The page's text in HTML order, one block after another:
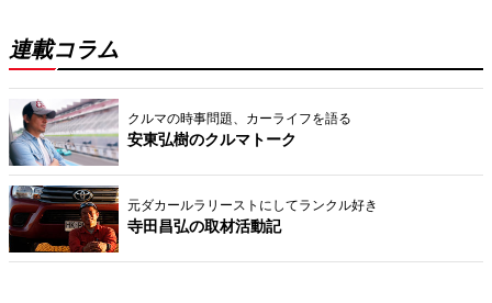
連載コラム
クルマの時事問題、カーライフを語る
安東弘樹のクルマトーク
元ダカールラリーストにしてランクル好き
寺田昌弘の取材活動記